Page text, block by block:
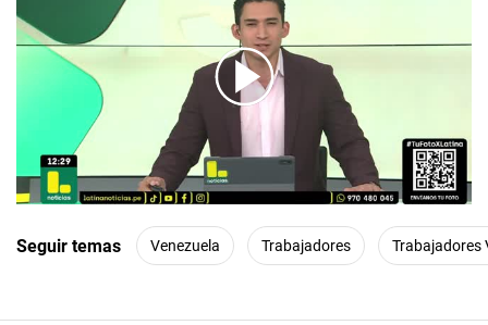
05:22
Seguir temas Venezuela Trabajadores Trabajadores